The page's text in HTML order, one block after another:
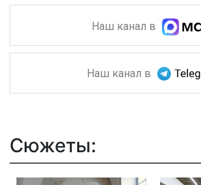
Наш канал в
Наш канал в
Сюжеты: